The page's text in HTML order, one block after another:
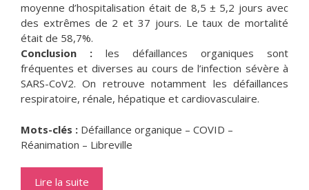
moyenne d’hospitalisation était de 8,5 ± 5,2 jours avec
des extrêmes de 2 et 37 jours. Le taux de mortalité
était de 58,7%.
Conclusion : les défaillances organiques sont
fréquentes et diverses au cours de l’infection sévère à
SARS-CoV2. On retrouve notamment les défaillances
respiratoire, rénale, hépatique et cardiovasculaire.
Mots-clés : Défaillance organique – COVID –
Réanimation – Libreville
Lire la suite